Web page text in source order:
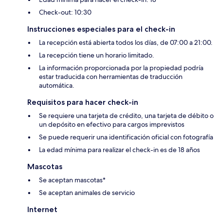
Check-out: 10:30
Instrucciones especiales para el check-in
La recepción está abierta todos los días, de 07:00 a 21:00.
La recepción tiene un horario limitado.
La información proporcionada por la propiedad podría
estar traducida con herramientas de traducción
automática.
Requisitos para hacer check-in
Se requiere una tarjeta de crédito, una tarjeta de débito o
un depósito en efectivo para cargos imprevistos
Se puede requerir una identificación oficial con fotografía
La edad mínima para realizar el check-in es de 18 años
Mascotas
Se aceptan mascotas*
Se aceptan animales de servicio
Internet